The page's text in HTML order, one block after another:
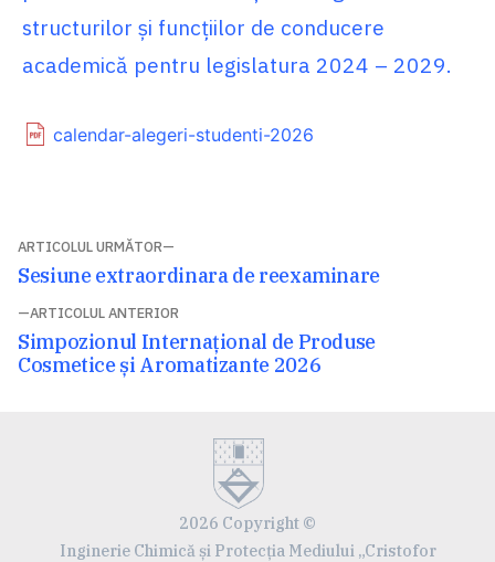
structurilor şi funcțiilor de conducere
academică pentru legislatura 2024 – 2029.
calendar-alegeri-studenti-2026
Navigare
în
articole
ARTICOLUL ANTERIOR
Articolul
anterior:
Simpozionul Internațional de Produse
Cosmetice și Aromatizante 2026
ARTICOLUL URMĂTOR
Articolul
Sesiune extraordinara de reexaminare
2026 Copyright ©
Inginerie Chimică și Protecția Mediului „Cristofor